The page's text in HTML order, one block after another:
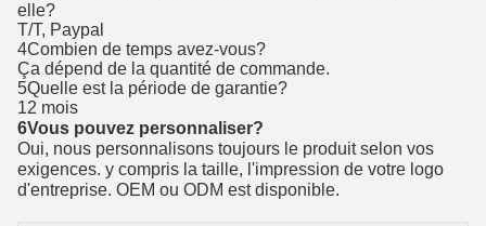
elle?
T/T, Paypal
4Combien de temps avez-vous?
Ça dépend de la quantité de commande.
5Quelle est la période de garantie?
12 mois
6Vous pouvez personnaliser?
Oui, nous personnalisons toujours le produit selon vos
exigences. y compris la taille, l'impression de votre logo
d'entreprise. OEM ou ODM est disponible.